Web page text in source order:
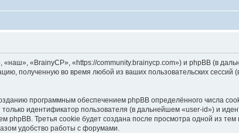
«BrainyCP», «https://community.brainycp.com») и phpBB (в
полученную во время любой из ваших пользовательских сессий
программным обеспечением phpBB определённого числа
идентификатор пользователя (в дальнейшем «user-id») и
Третья cookie будет создана после просмотра одной из
удобство работы с форумами.